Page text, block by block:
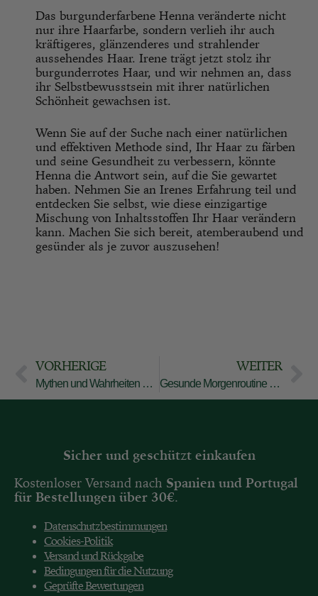
Das burgunderfarbene Henna veränderte nicht
nur ihre Haarfarbe, sondern verlieh ihr auch
kräftigeres, glänzenderes und strahlender
aussehendes Haar. Irene trägt jetzt stolz ihr
burgunderrotes Haar, und wir nehmen an, dass
ihr Selbstbewusstsein mit ihrer natürlichen
Schönheit gewachsen ist.
Wenn Sie auf der Suche nach einer natürlichen
und effektiven Methode sind, Ihr Haar zu färben
und seine Gesundheit zu verbessern, könnte
Henna die Antwort sein, auf die Sie gewartet
haben. Nehmen Sie an Irenes Erfahrung teil und
entdecken Sie selbst, wie diese einzigartige
Mischung von Inhaltsstoffen Ihr Haar verändern
kann. Machen Sie sich bereit, atemberaubend und
gesünder als je zuvor auszusehen!
VORHERIGE
Mythen und Wahrheiten über Bhringraj: Enträtseln Sie die Fakten!
WEITER
Gesunde Morgenroutine nach Ayurveda: Dinacharya
Sicher und geschützt einkaufen
Kostenloser Versand nach Spanien und Portugal
für Bestellungen über 30€.
Datenschutzbestimmungen
Cookies-Politik
Versand und Rückgabe
Bedingungen für die Nutzung
Geprüfte Bewertungen